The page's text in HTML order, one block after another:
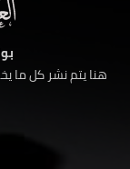
هنا يتم نشر كل ما